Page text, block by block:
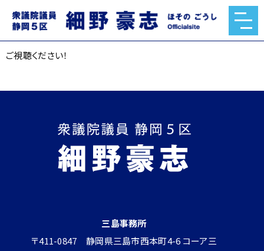
ご視聴ください！
2026.01.06
ご視聴ください！
三島事務所
〒411-0847 静岡県三島市西本町4-6 コーア三